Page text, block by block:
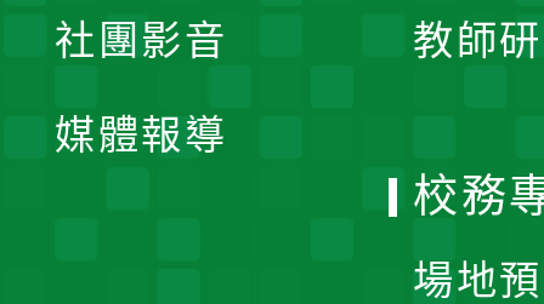
教師
社團影音
媒體報導
校務
場地